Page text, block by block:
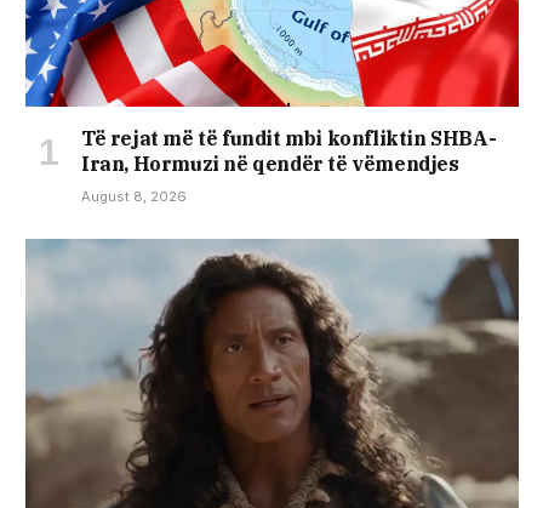
Të rejat më të fundit mbi konfliktin SHBA-
Iran, Hormuzi në qendër të vëmendjes
August 8, 2026